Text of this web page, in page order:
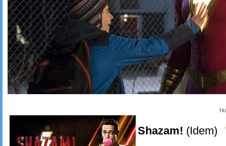
Shazam! (Idem)